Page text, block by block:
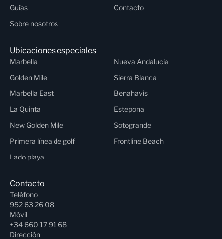
Guías
Contacto
Sobre nosotros
Ubicaciones especiales
Marbella
Nueva Andalucia
Golden Mile
Sierra Blanca
Marbella East
Benahavis
La Quinta
Estepona
New Golden Mile
Sotogrande
Primera línea de golf
Frontline Beach
Lado playa
Contacto
Teléfono
952 63 26 08
Móvil
+34 660 17 91 68
Dirección